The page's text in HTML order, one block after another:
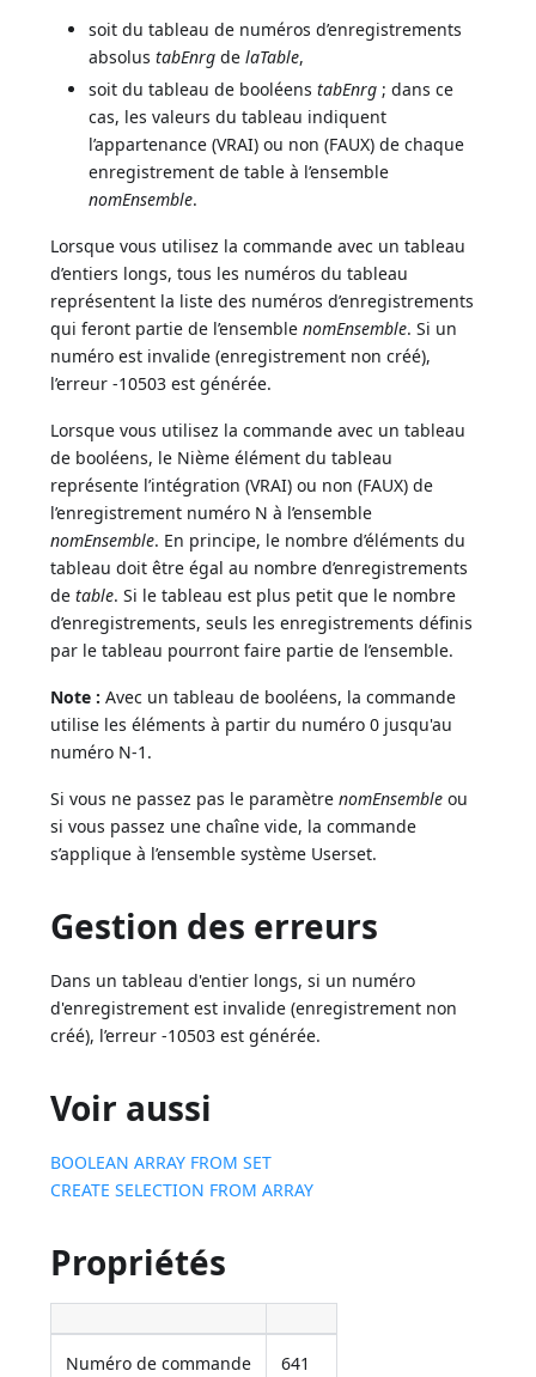
soit du tableau de numéros d’enregistrements
absolustabEnrg delaTable,
soit du tableau de booléenstabEnrg ; dans ce
cas, les valeurs du tableau indiquent
l’appartenance (VRAI) ou non (FAUX) de chaque
enregistrement de table à l’ensemble
nomEnsemble.
Lorsque vous utilisez la commande avec un tableau
d’entiers longs, tous les numéros du tableau
représentent la liste des numéros d’enregistrements
qui feront partie de l’ensemblenomEnsemble. Si un
numéro est invalide (enregistrement non créé),
l’erreur -10503 est générée.
Lorsque vous utilisez la commande avec un tableau
de booléens, le Nième élément du tableau
représente l’intégration (VRAI) ou non (FAUX) de
l’enregistrement numéro N à l’ensemble
nomEnsemble. En principe, le nombre d’éléments du
tableau doit être égal au nombre d’enregistrements
detable. Si le tableau est plus petit que le nombre
d’enregistrements, seuls les enregistrements définis
par le tableau pourront faire partie de l’ensemble.
Note : Avec un tableau de booléens, la commande
utilise les éléments à partir du numéro 0 jusqu'au
numéro N-1.
Si vous ne passez pas le paramètrenomEnsemble ou
si vous passez une chaîne vide, la commande
s’applique à l’ensemble système Userset.
Gestion des erreurs
Dans un tableau d'entier longs, si un numéro
d'enregistrement est invalide (enregistrement non
créé), l’erreur -10503 est générée.
Voir aussi
BOOLEAN ARRAY FROM SET
CREATE SELECTION FROM ARRAY
Propriétés
Numéro de commande 641